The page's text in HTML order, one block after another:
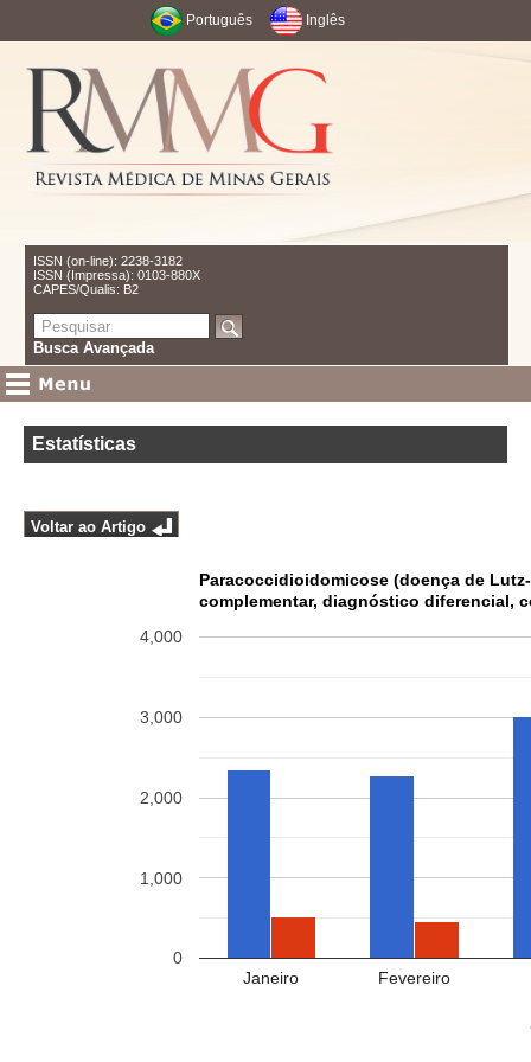
Português Inglês
ISSN (on-line): 2238-3182
ISSN (Impressa): 0103-880X
CAPES/Qualis: B2
Busca Avançada
Estatísticas
Voltar ao Artigo
Paracoccidioidomicose (doença de
complementar, diagnóstico diferencial,
Janeiro Fevereiro
0
1,000
2,000
3,000
4,000